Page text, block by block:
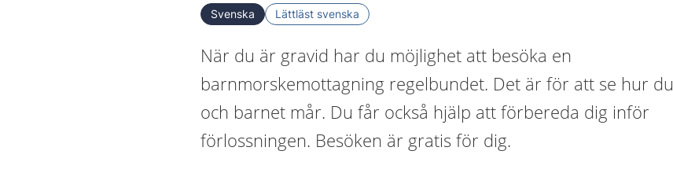
Svenska Lättläst svenska
När du är gravid har du möjlighet att besöka en
barnmorskemottagning regelbundet. Det är för att se hur du
och barnet mår. Du får också hjälp att förbereda dig inför
förlossningen. Besöken är gratis för dig.